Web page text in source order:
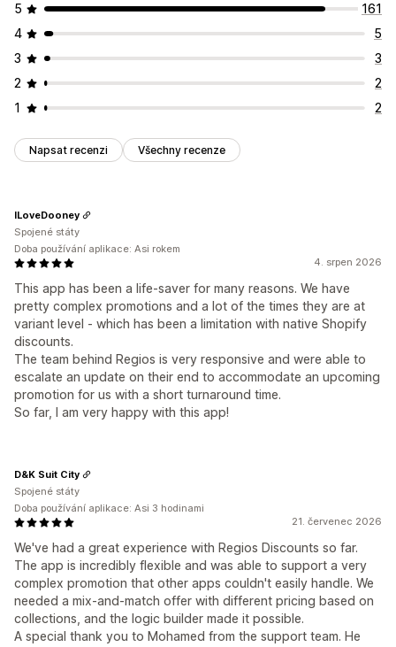
5
161
4
5
3
3
2
2
1
2
Napsat recenzi Všechny recenze
4. srpen 2026
This app has been a life-saver for many reasons. We have
pretty complex promotions and a lot of the times they are at
variant level - which has been a limitation with native Shopify
discounts.
The team behind Regios is very responsive and were able to
escalate an update on their end to accommodate an upcoming
promotion for us with a short turnaround time.
So far, I am very happy with this app!
ILoveDooney
Spojené státy
Doba používání aplikace: Asi rokem
21. červenec 2026
We've had a great experience with Regios Discounts so far.
The app is incredibly flexible and was able to support a very
complex promotion that other apps couldn't easily handle. We
needed a mix-and-match offer with different pricing based on
collections, and the logic builder made it possible.
A special thank you to Mohamed from the support team. He
D&K Suit City
Spojené státy
Doba používání aplikace: Asi 3 hodinami